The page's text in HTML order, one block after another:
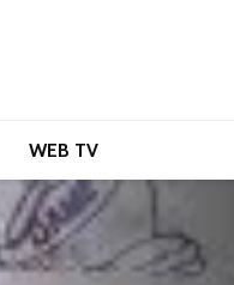
WEB TV